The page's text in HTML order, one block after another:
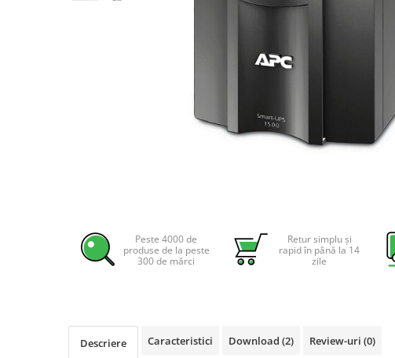
Incarcatoare acumulatori
Controlere solare
Facebook
Peste 4000 de
produse de la peste
300 de mărci
Retur simplu și
rapid în până la 14
zile
Descriere Caracteristici Download (2) Review-uri (0)